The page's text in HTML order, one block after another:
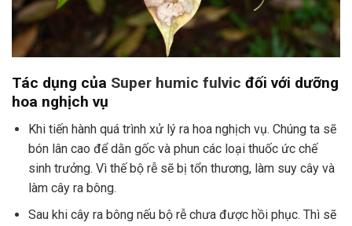
Tác dụng của Super humic fulvic đối với dưỡng
hoa nghịch vụ
Khi tiến hành quá trình xử lý ra hoa nghịch vụ. Chúng ta sẽ
bón lân cao để dằn gốc và phun các loại thuốc ức chế
sinh trưởng. Vì thế bộ rễ sẽ bị tổn thương, làm suy cây và
làm cây ra bông.
Sau khi cây ra bông nếu bộ rễ chưa được hồi phục. Thì sẽ